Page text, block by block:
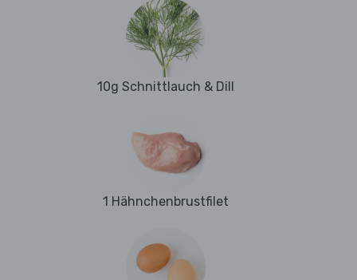
10g Schnittlauch & Dill
1 Hähnchenbrustfilet